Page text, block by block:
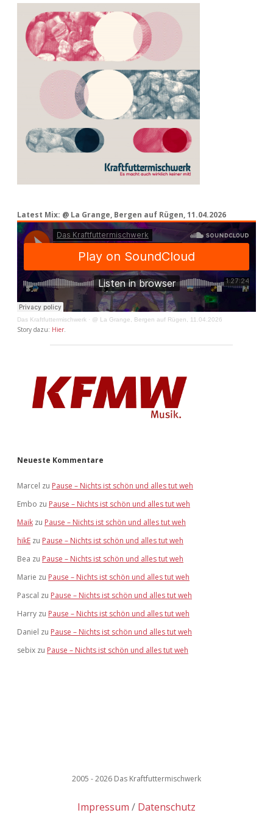
Latest Mix: @ La Grange, Bergen auf Rügen, 11.04.2026
Das Kraftfuttermischwerk · @ La Grange, Bergen auf Rügen, 11.04.2026
Story dazu: Hier
Neueste Kommentare
Marcel zu Pause – Nichts ist schön und alles tut weh
Embo zu Pause – Nichts ist schön und alles tut weh
Maik zu Pause – Nichts ist schön und alles tut weh
hikE zu Pause – Nichts ist schön und alles tut weh
Bea zu Pause – Nichts ist schön und alles tut weh
Marie zu Pause – Nichts ist schön und alles tut weh
Pascal zu Pause – Nichts ist schön und alles tut weh
Harry zu Pause – Nichts ist schön und alles tut weh
Daniel zu Pause – Nichts ist schön und alles tut weh
sebix zu Pause – Nichts ist schön und alles tut weh
2005 - 2026 Das Kraftfuttermischwerk
Impressum Datenschutz